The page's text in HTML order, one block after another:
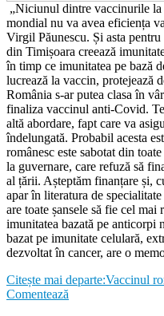
„Niciunul dintre vaccinurile la
mondial nu va avea eficiența
Virgil Păunescu. Și asta
din Timișoara creează
în timp ce imunitatea pe bază
lucrează la vaccin, protejează
România s-ar putea clasa în
finaliza vaccinul anti-Covid.
altă abordare, fapt care va
îndelungată. Probabil acesta
românesc este sabotat din
la guvernare, care refuză să
al țării. Așteptăm finanțare și,
apar în literatura de
are toate șansele să fie cel mai
imunitatea bazată pe
bazat pe imunitate celulară,
dezvoltat în cancer, are o
Citește mai departe:Vaccinul
Comentează